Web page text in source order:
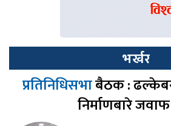
भर्खर
प्रतिनिधिसभाबैठक :
निर्माणबारे